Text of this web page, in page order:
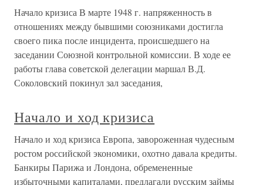
Начало кризиса В марте 1948 г. напряженность в
отношениях между бывшими союзниками достигла
своего пика после инцидента, происшедшего на
заседании Союзной контрольной комиссии. В ходе ее
работы глава советской делегации маршал В.Д.
Соколовский покинул зал заседания,
Начало и ход кризиса
Начало и ход кризиса Европа, завороженная чудесным
ростом российской экономики, охотно давала кредиты.
Банкиры Парижа и Лондона, обремененные
избыточными капиталами, предлагали русским займы